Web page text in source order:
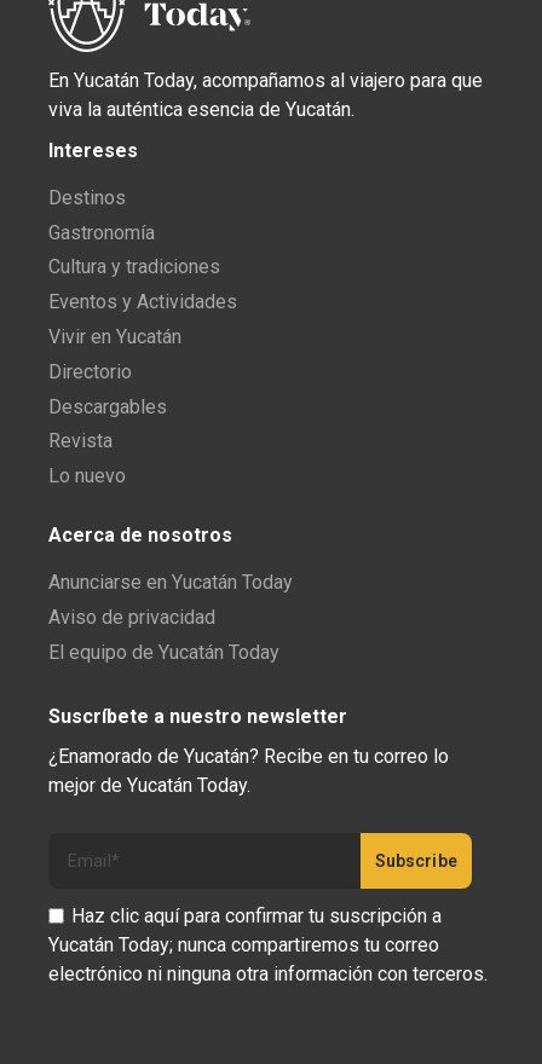
En Yucatán Today, acompañamos al viajero para que
viva la auténtica esencia de Yucatán.
Intereses
Destinos
Gastronomía
Cultura y tradiciones
Eventos y Actividades
Vivir en Yucatán
Directorio
Descargables
Revista
Lo nuevo
Acerca de nosotros
Anunciarse en Yucatán Today
Aviso de privacidad
El equipo de Yucatán Today
Suscríbete a nuestro newsletter
¿Enamorado de Yucatán? Recibe en tu correo lo
mejor de Yucatán Today.
Haz clic aquí para confirmar tu suscripción a
Yucatán Today; nunca compartiremos tu correo
electrónico ni ninguna otra información con terceros.